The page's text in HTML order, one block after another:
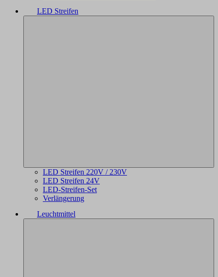
LED Streifen
LED Streifen 220V / 230V
LED Streifen 24V
LED-Streifen-Set
Verlängerung
Leuchtmittel